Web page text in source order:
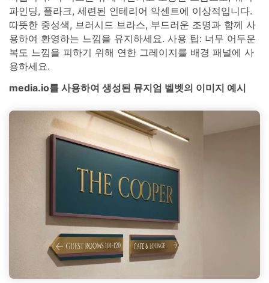
파인딩, 플라크, 세련된 인테리어 악센트에 이상적입니다.
따뜻한 중성색, 브러시드 브라스, 부드러운 조명과 함께 사
용하여 환영하는 느낌을 유지하세요. 사용 팁: 너무 어두운
복도 느낌을 피하기 위해 연한 그레이지를 배경 패널에 사
용하세요.
media.io를 사용하여 생성된 뮤지엄 벨벳의 이미지 예시